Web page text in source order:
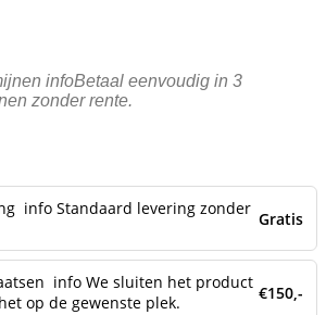
infoBetaal eenvoudig in 3
zonder rente.
info Standaard levering zonder Gratis
info We sluiten het product
op de gewenste plek.
€150,-